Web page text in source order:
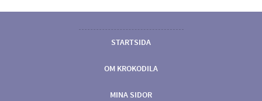
STARTSIDA
OM KROKODILA
MINA SIDOR